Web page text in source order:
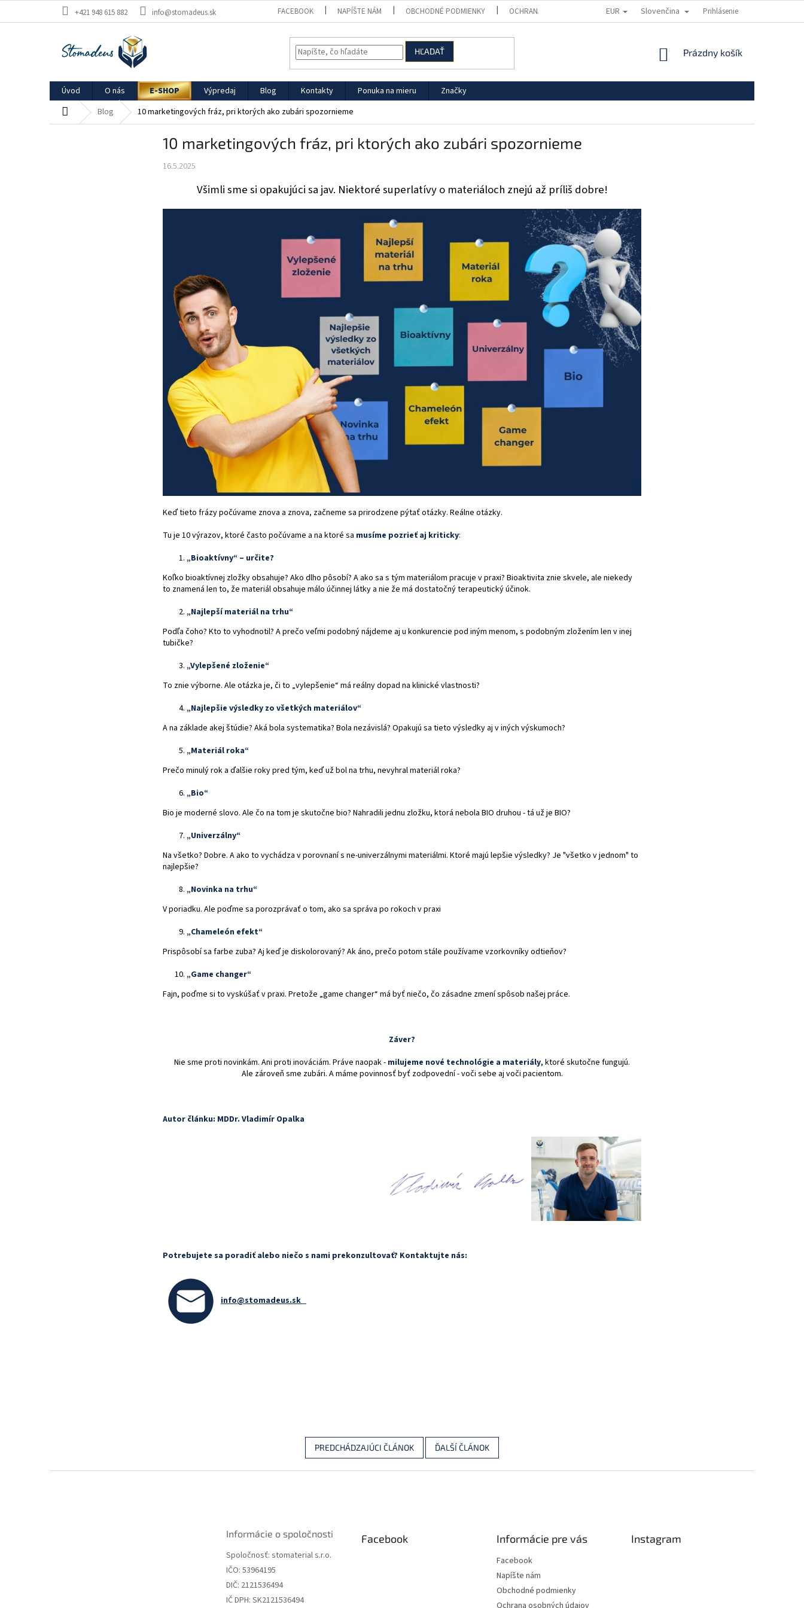
+421 948 615 882 info@stomadeus.sk FACEBOOK NAPÍŠTE NÁM OBCHODNÉ PODMIENKY OCHRANA OSOBNÝCH ÚDAJOV DOPRAVA A PLATBA
EUR Slovenčina Prihlásenie
HĽADAŤ
NÁKUPNÝ
Prázdny košík
Úvod O nás E-SHOP Výpredaj Blog Kontakty Ponuka na mieru
Značky
DomovBlog 10 marketingových fráz, pri ktorých ako zubári spozornieme
10 marketingových fráz, pri ktorých ako zubári spozornieme
16.5.2025
Všimli sme si opakujúci sa jav. Niektoré superlatívy o materiáloch znejú až príliš dobre!
Keď tieto frázy počúvame znova a znova, začneme sa prirodzene pýtať otázky. Reálne otázky.
Tu je 10 výrazov, ktoré často počúvame a na ktoré sa musíme pozrieť aj kriticky:
„Bioaktívny“ – určite?
Koľko bioaktívnej zložky obsahuje? Ako dlho pôsobí? A ako sa s tým materiálom pracuje v praxi? Bioaktivita znie skvele, ale niekedy
to znamená len to, že materiál obsahuje málo účinnej látky a nie že má dostatočný terapeutický účinok.
„Najlepší materiál na trhu“
Podľa čoho? Kto to vyhodnotil? A prečo veľmi podobný nájdeme aj u konkurencie pod iným menom, s podobným zložením len v inej
tubičke?
„Vylepšené zloženie“
To znie výborne. Ale otázka je, či to „vylepšenie“ má reálny dopad na klinické vlastnosti?
„Najlepšie výsledky zo všetkých materiálov“
A na základe akej štúdie? Aká bola systematika? Bola nezávislá? Opakujú sa tieto výsledky aj v iných výskumoch?
„Materiál roka“
Prečo minulý rok a ďalšie roky pred tým, keď už bol na trhu, nevyhral materiál roka?
„Bio“
Bio je moderné slovo. Ale čo na tom je skutočne bio? Nahradili jednu zložku, ktorá nebola BIO druhou - tá už je BIO?
„Univerzálny“
Na všetko? Dobre. A ako to vychádza v porovnaní s ne-univerzálnymi materiálmi. Ktoré majú lepšie výsledky? Je "všetko v jednom" to
najlepšie?
„Novinka na trhu“
V poriadku. Ale poďme sa porozprávať o tom, ako sa správa po rokoch v praxi
„Chameleón efekt“
Prispôsobí sa farbe zuba? Aj keď je diskolorovaný? Ak áno, prečo potom stále používame vzorkovníky odtieňov?
„Game changer“
Fajn, poďme si to vyskúšať v praxi. Pretože „game changer“ má byť niečo, čo zásadne zmení spôsob našej práce.
Záver?
Nie sme proti novinkám. Ani proti inováciám. Práve naopak - milujeme nové technológie a materiály, ktoré skutočne fungujú.
Ale zároveň sme zubári. A máme povinnosť byť zodpovední - voči sebe aj voči pacientom.
Autor článku: MDDr. Vladimír Opalka
Potrebujete sa poradiť alebo niečo s nami prekonzultovať? Kontaktujte nás:
info@stomadeus.sk
PREDCHÁDZAJÚCI ČLÁNOK ĎALŠÍ ČLÁNOK
Informácie o spoločnosti
Spoločnosť: stomaterial s.r.o.
IČO: 53964195
DIČ: 2121536494
IČ DPH: SK2121536494
Facebook Informácie pre vás
Facebook
Napíšte nám
Obchodné podmienky
Ochrana osobných údajov
Instagram